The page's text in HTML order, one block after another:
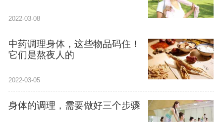
2022-03-08
中药调理身体，这些物品码住！
它们是熬夜人的
2022-03-05
身体的调理，需要做好三个步骤